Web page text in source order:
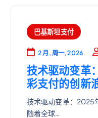
巴基斯坦支付
2 月, 周一, 2026
技术驱动变革
彩支付的创新
技术驱动变革：2025
随着全球…